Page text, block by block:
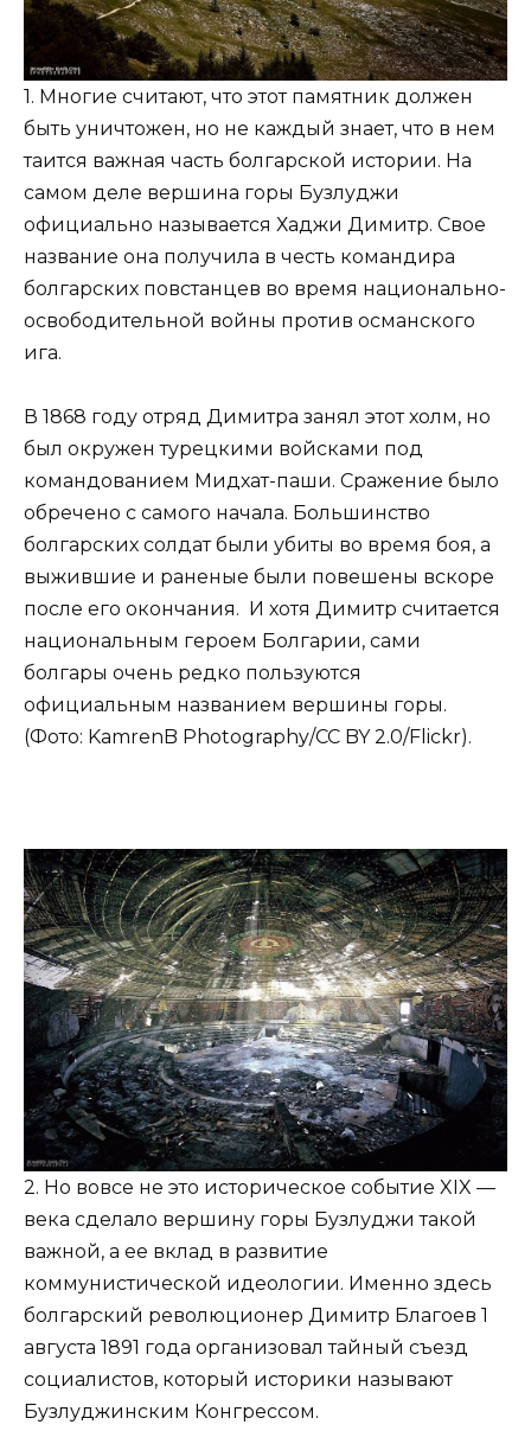
1. Многие считают, что этот памятник должен
быть уничтожен, но не каждый знает, что в нем
таится важная часть болгарской истории. На
самом деле вершина горы Бузлуджи
официально называется Хаджи Димитр. Свое
название она получила в честь командира
болгарских повстанцев во время национально-
освободительной войны против османского
ига.
В 1868 году отряд Димитра занял этот холм, но
был окружен турецкими войсками под
командованием Мидхат-паши. Сражение было
обречено с самого начала. Большинство
болгарских солдат были убиты во время боя, а
выжившие и раненые были повешены вскоре
после его окончания. И хотя Димитр считается
национальным героем Болгарии, сами
болгары очень редко пользуются
официальным названием вершины горы.
(Фото: KamrenB Photography/CC BY 2.0/Flickr).
2. Но вовсе не это историческое событие XIX —
века сделало вершину горы Бузлуджи такой
важной, а ее вклад в развитие
коммунистической идеологии. Именно здесь
болгарский революционер Димитр Благоев 1
августа 1891 года организовал тайный съезд
социалистов, который историки называют
Бузлуджинским Конгрессом.